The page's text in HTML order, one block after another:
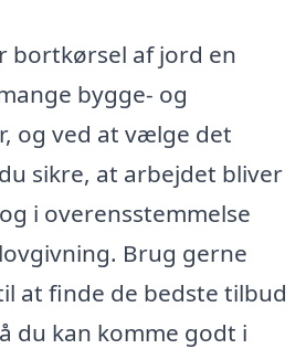
bortkørsel af jord en
bygge- og
og ved at vælge det
sikre, at arbejdet bliver
i overensstemmelse
Brug gerne
at finde de bedste tilbud
du kan komme godt i